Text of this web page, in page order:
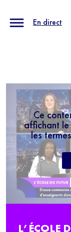
En direct
Ce
affichant
les
L’ÉCOLE